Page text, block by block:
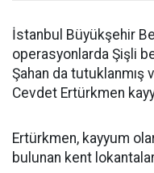
İstanbul Büyükşehir
operasyonlarda Şişli
Şahan da tutuklanmış
Cevdet Ertürkmen
Ertürkmen, kayyum
bulunan kent